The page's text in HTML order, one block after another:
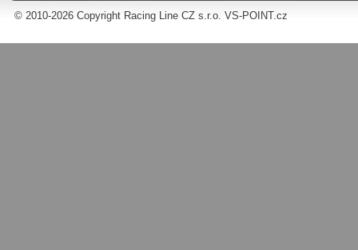
© 2010-2026 Copyright Racing Line CZ s.r.o. VS-POINT.cz